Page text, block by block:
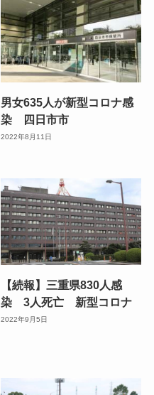
男女635人が新型コロナ感
染 四日市市
2022年8月11日
【続報】三重県830人感
染 3人死亡 新型コロナ
2022年9月5日